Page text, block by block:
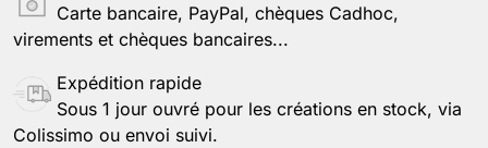
Carte bancaire, PayPal, chèques Cadhoc,
virements et chèques bancaires...
Expédition rapide
Sous 1 jour ouvré pour les créations en stock, via
Colissimo ou envoi suivi.